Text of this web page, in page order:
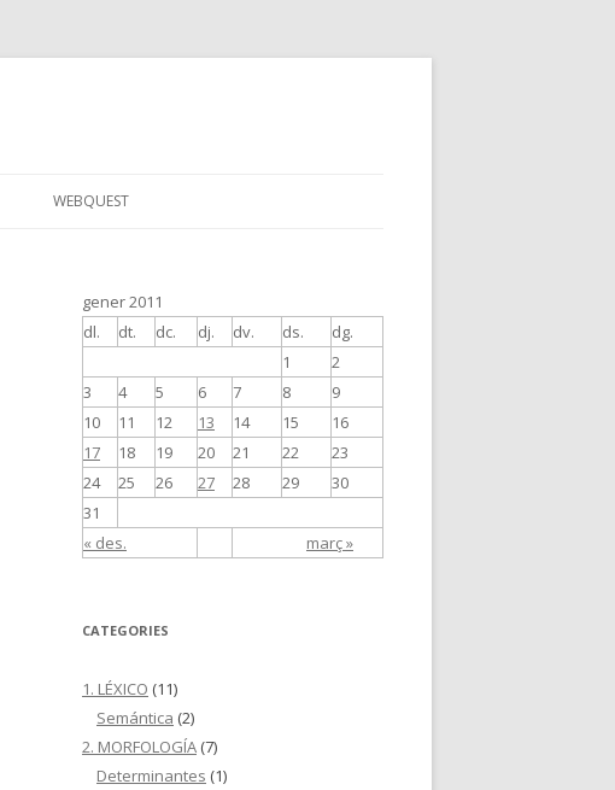
WEBQUEST
gener 2011
dl.
dt. dc. dj. dv. ds. dg.
« des. març »
1
2
3
4 5 6 7 8
9
10
11 12 13 14 15
16
17
18 19 20 21 22
23
24
25 26 27 28 29
30
31
CATEGORIES
1. LÉXICO (11)
Semántica (2)
2. MORFOLOGÍA (7)
Determinantes (1)